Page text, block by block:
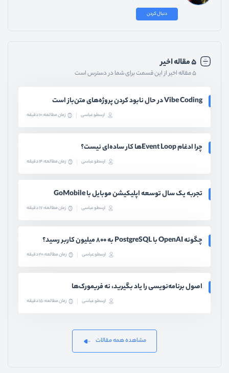
دنبال کردن
۵ مقاله اخیر
۵ مقاله اخیر از این قسمت برای شما در دسترس است
Vibe Coding در حال نابود کردن پروژه‌های متن‌باز است
ارسطو عباسی زمان مطالعه: 10 دقیقه
چرا ادغام Event Loopها کار ساده‌ای نیست؟
ارسطو عباسی زمان مطالعه: 14 دقیقه
تجربه یک سال توسعه اپلیکیشن موبایل با GoMobile
ارسطو عباسی زمان مطالعه: 17 دقیقه
چگونه OpenAI با PostgreSQL به ۸۰۰ میلیون کاربر رسید؟
ارسطو عباسی زمان مطالعه: 20 دقیقه
اصول برنامه‌نویسی را یاد بگیرید، نه فریمورک‌ها
ارسطو عباسی زمان مطالعه: 15 دقیقه
مشاهده همه مقالات